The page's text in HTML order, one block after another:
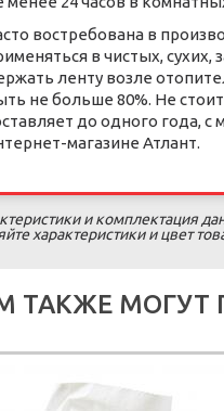
востребована в
в чистых,
ленту возле
не больше 80%. Не
до одного года,
магазине Атлант.
и комплектация
характеристики и цвет
ТАКЖЕ МОГУТ